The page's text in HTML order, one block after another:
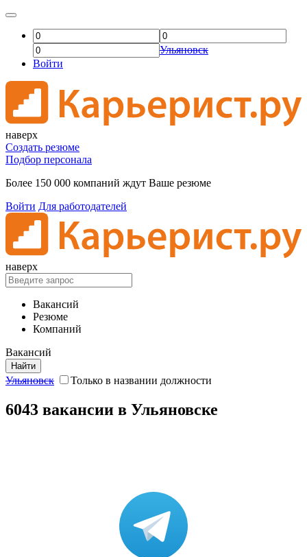
Ульяновск
Войти
наверх
Создать резюме
Подбор персонала
Более 150 000 компаний ждут Ваше резюме
Войти Для работодателей
наверх
Вакансий
Резюме
Компаний
Вакансий
Найти
Ульяновск Только в названии должности
6043 вакансии в Ульяновске